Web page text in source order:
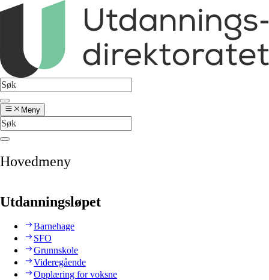
Meny
Hovedmeny
Utdanningsløpet
Barnehage
SFO
Grunnskole
Videregående
Opplæring for voksne